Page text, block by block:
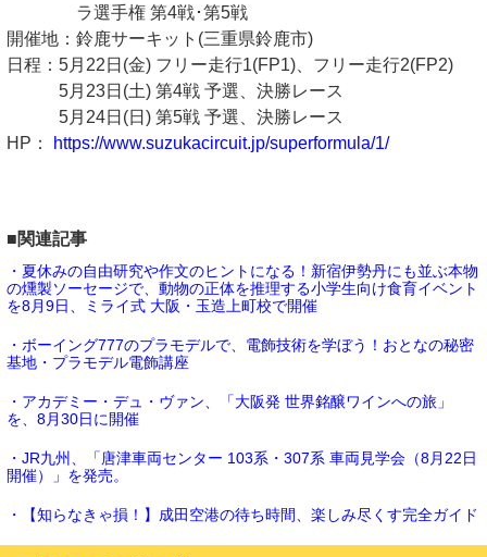
ラ選⼿権 第4戦･第5戦
開催地：鈴⿅サーキット(三重県鈴⿅市)
⽇程：5⽉22⽇(⾦) フリー⾛⾏1(FP1)、フリー⾛⾏2(FP2)
5⽉23⽇(⼟) 第4戦 予選、決勝レース
5⽉24⽇(⽇) 第5戦 予選、決勝レース
HP：
https://www.suzukacircuit.jp/superformula/1/
■関連記事
・夏休みの自由研究や作文のヒントになる！新宿伊勢丹にも並ぶ本物
の燻製ソーセージで、動物の正体を推理する小学生向け食育イベント
を8月9日、ミライ式 大阪・玉造上町校で開催
・ボーイング777のプラモデルで、電飾技術を学ぼう！おとなの秘密
基地・プラモデル電飾講座
・アカデミー・デュ・ヴァン、「大阪発 世界銘醸ワインへの旅」
を、8月30日に開催
・JR九州、「唐津車両センター 103系・307系 車両見学会（8月22日
開催）」を発売。
・【知らなきゃ損！】成田空港の待ち時間、楽しみ尽くす完全ガイド